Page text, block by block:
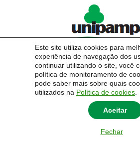
Este site utiliza cookies para
experiência de navegação dos
continuar utilizando o site, você
política de monitoramento de
pode saber mais sobre quais
utilizados na Política de cookies
Aceitar
Fechar
© 2026 Universidade Federal do Pampa -